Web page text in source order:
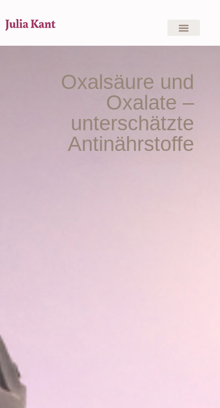
Oxalsäure und
Oxalate –
unterschätzte
Antinährstoffe